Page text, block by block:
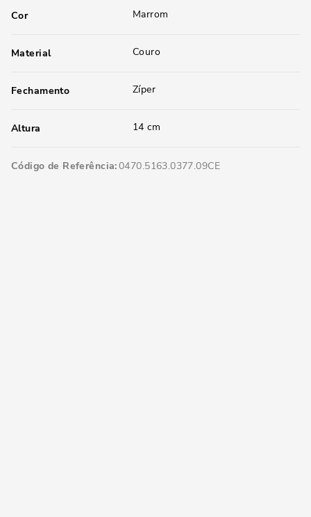
Cor Marrom
Material Couro
Fechamento Zíper
Altura 14 cm
Código de Referência 0470.5163.0377.09CE